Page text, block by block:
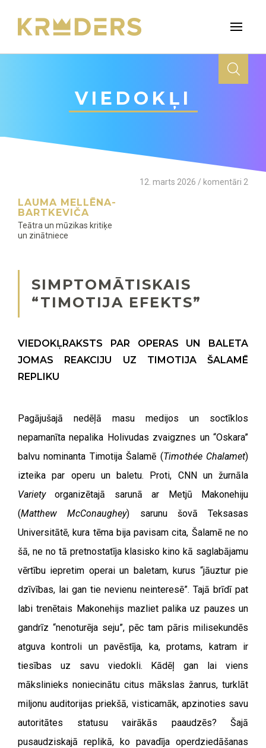
VIEDOKĻI
12. marts 2026 / komentāri 2
LAUMA MELLĒNA-
BARTKEVIČA
Teātra un mūzikas kritiķe
un zinātniece
SIMPTOMĀTISKAIS
“TIMOTIJA EFEKTS”
VIEDOKĻRAKSTS PAR OPERAS UN BALETA
JOMAS REAKCIJU UZ TIMOTIJA ŠALAMĒ
REPLIKU
Pagājušajā nedēļā masu medijos un soctīklos
nepamanīta nepalika Holivudas zvaigznes un “Oskara”
balvu nominanta Timotija Šalamē (Timothée Chalamet)
izteika par operu un baletu. Proti, CNN un žurnāla
Varietyorganizētajā sarunā ar Metjū Makonehiju
(Matthew McConaughey) sarunu šovā Teksasas
Universitātē, kura tēma bija pavisam cita, Šalamē ne no
šā, ne no tā pretnostatīja klasisko kino kā saglabājamu
vērtību iepretim operai un baletam, kurus “jāuztur pie
dzīvības, lai gan tie nevienu neinteresē”. Tajā brīdī pat
labi trenētais Makonehijs mazliet palika uz pauzes un
gandrīz “nenoturēja seju”, pēc tam pāris milisekundēs
atguva kontroli un pavēstīja, ka, protams, katram ir
tiesības uz savu viedokli. Kādēļ gan lai viens
mākslinieks noniecinātu citus mākslas žanrus, turklāt
miljonu auditorijas priekšā, visticamāk, apzinoties savu
autoritātes statusu vairākās paaudzēs? Šajā
pusaudziskajā replikā, ko pavadīja operdziedāšanas